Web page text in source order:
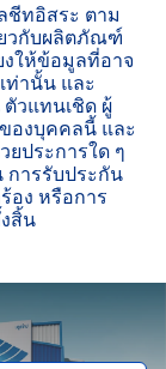
ชีทอิสระ ตาม
วกับผลิตภัณฑ์
ให้ข้อมูลที่อาจ
ท่านั้น และ
วแทนเชิด ผู้
องบุคคลนี้ และ
ประการใด ๆ
การรับประกัน
อง หรือการ
สิ้น